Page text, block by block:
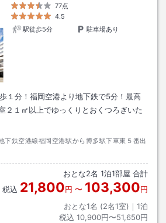
77点
4.5
駅徒歩5分
駐車場あり
１分！福岡空港より地下鉄で5分！最高
２１㎡以上でゆっくりとおくつろぎいた
下鉄空港線福岡空港駅から博多駅下車東５番出
おとな2名 1泊1部屋 合計
税込 21,800円 〜 103,300円
おとな1名 (2名1室)｜ 1泊
税込 10,900円〜51,650円